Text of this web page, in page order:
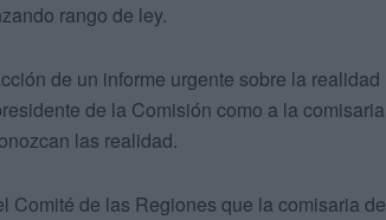
rango de ley.
de un informe urgente sobre la realidad
de la Comisión como a la comisaria
las realidad.
Comité de las Regiones que la comisaria de